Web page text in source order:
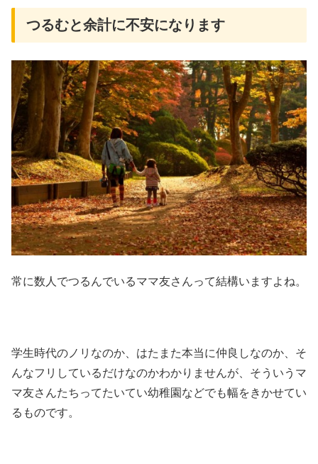
つるむと余計に不安になります
常に数人でつるんでいるママ友さんって結構いますよね。
学生時代のノリなのか、はたまた本当に仲良しなのか、そ
んなフリしているだけなのかわかりませんが、そういうマ
マ友さんたちってたいてい幼稚園などでも幅をきかせてい
るものです。